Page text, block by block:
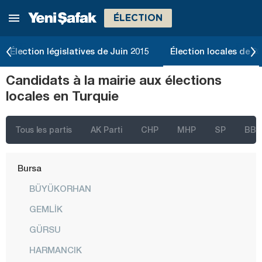
ÉLECTION
Élection législatives de Juin 2015 Élection locales de
Candidats à la mairie aux élections
locales en Turquie
Tous les partis AK Parti CHP MHP SP BBP
Batman
Bingöl
Bitlis
Burdur
Bursa
BÜYÜKORHAN
GEMLİK
GÜRSU
HARMANCIK